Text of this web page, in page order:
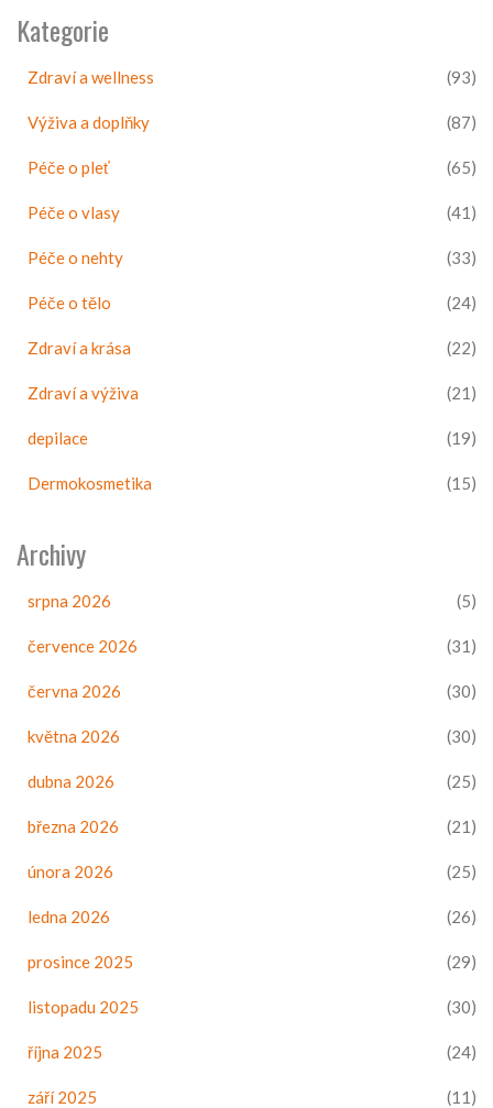
Kategorie
Zdraví a wellness (93)
Výživa a doplňky (87)
Péče o pleť (65)
Péče o vlasy (41)
Péče o nehty (33)
Péče o tělo (24)
Zdraví a krása (22)
Zdraví a výživa (21)
depilace (19)
Dermokosmetika (15)
Archivy
srpna 2026 (5)
července 2026 (31)
června 2026 (30)
května 2026 (30)
dubna 2026 (25)
března 2026 (21)
února 2026 (25)
ledna 2026 (26)
prosince 2025 (29)
listopadu 2025 (30)
října 2025 (24)
září 2025 (11)